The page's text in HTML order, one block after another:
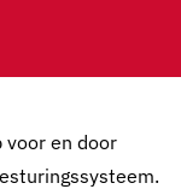
voor en door